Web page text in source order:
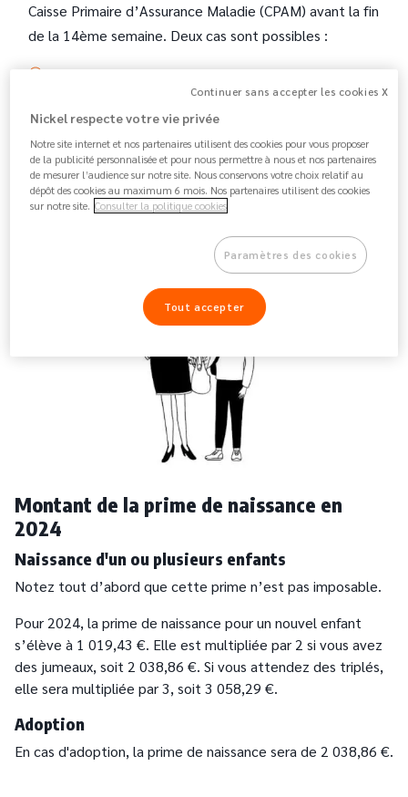
Caisse Primaire d’Assurance Maladie (CPAM) avant la fin
de la 14ème semaine. Deux cas sont possibles :
plusieurs exemplaires qu’il faut envoyer aux
organismes.
Le praticien émet une déclaration digitale qui leur
est automatiquement transmise. Dans ce cas, la
future maman n’a rien à envoyer.
Montant de la prime de naissance en
2024
Naissance d'un ou plusieurs enfants
Notez tout d’abord que cette prime n’est pas imposable.
Pour 2024, la prime de naissance pour un nouvel enfant
s’élève à 1 019,43 €. Elle est multipliée par 2 si vous avez
des jumeaux, soit 2 038,86 €. Si vous attendez des triplés,
elle sera multipliée par 3, soit 3 058,29 €.
Adoption
En cas d'adoption, la prime de naissance sera de 2 038,86 €.
Continuer sans accepter les cookies X
Nickel respecte votre vie privée
Notre site internet et nos partenaires utilisent des cookies pour vous proposer
de la publicité personnalisée et pour nous permettre à nous et nos partenaires
de mesurer l’audience sur notre site. Nous conservons votre choix relatif au
dépôt des cookies au maximum 6 mois. Nos partenaires utilisent des cookies
sur notre site. Consulter la politique cookies
Paramètres des cookies
Tout accepter